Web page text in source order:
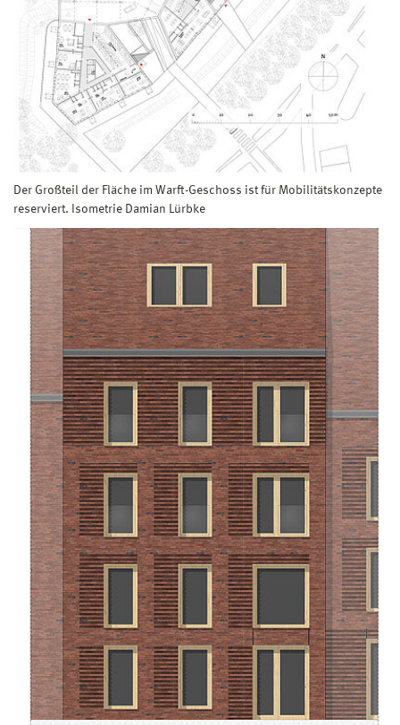
Der Großteil der Fläche im Warft-Geschoss ist für Mobilitätskonzepte
reserviert. Isometrie Damian Lürbke